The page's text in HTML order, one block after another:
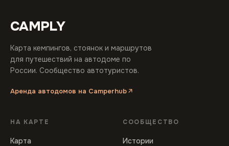
CAMPLY
Карта кемпингов, стоянок и маршрутов
для путешествий на автодоме по
России. Сообщество автотуристов.
Аренда автодомов на Camperhub
НА КАРТЕ
Карта
СООБЩЕСТВО
Истории